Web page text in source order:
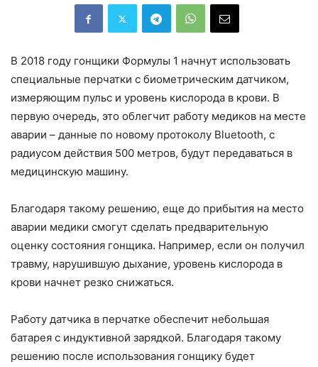
В 2018 году гонщики Формулы 1 начнут использовать
специальные перчатки с биометрическим датчиком,
измеряющим пульс и уровень кислорода в крови. В
первую очередь, это облегчит работу медиков на месте
аварии – данные по новому протоколу Bluetooth, с
радиусом действия 500 метров, будут передаваться в
медицинскую машину.
Благодаря такому решению, еще до прибытия на место
аварии медики смогут сделать предварительную
оценку состояния гонщика. Например, если он получил
травму, нарушившую дыхание, уровень кислорода в
крови начнет резко снижаться.
Работу датчика в перчатке обеспечит небольшая
батарея с индуктивной зарядкой. Благодаря такому
решению после использования гонщику будет